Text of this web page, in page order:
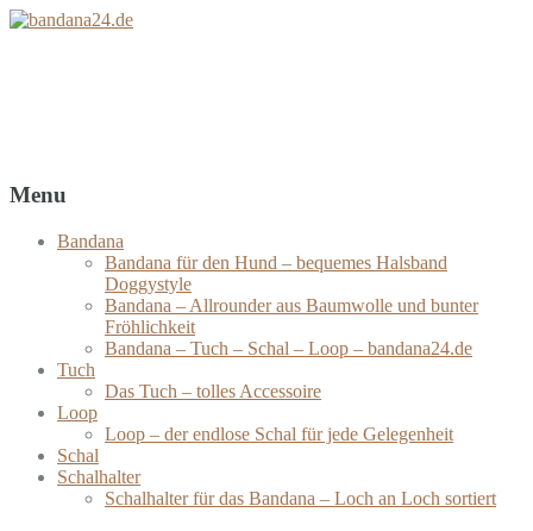
Menu
Bandana
Bandana für den Hund – bequemes Halsband
Doggystyle
Bandana – Allrounder aus Baumwolle und bunter
Fröhlichkeit
Bandana – Tuch – Schal – Loop – bandana24.de
Tuch
Das Tuch – tolles Accessoire
Loop
Loop – der endlose Schal für jede Gelegenheit
Schal
Schalhalter
Schalhalter für das Bandana – Loch an Loch sortiert